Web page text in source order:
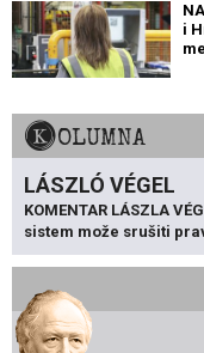
i
KOLUMNA
LÁSZLÓ VÉGEL
KOMENTAR LÁSZLA
sistem može srušiti